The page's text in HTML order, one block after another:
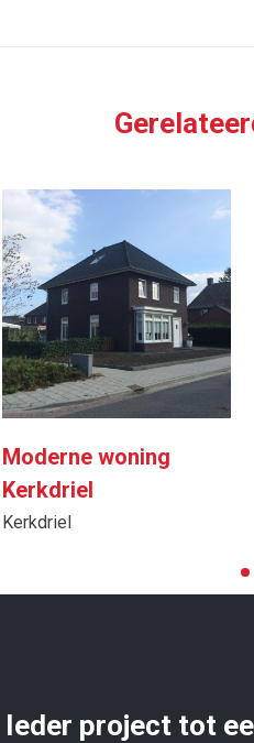
Moderne woning
Kerkdriel
Kerkdriel
Ieder project tot